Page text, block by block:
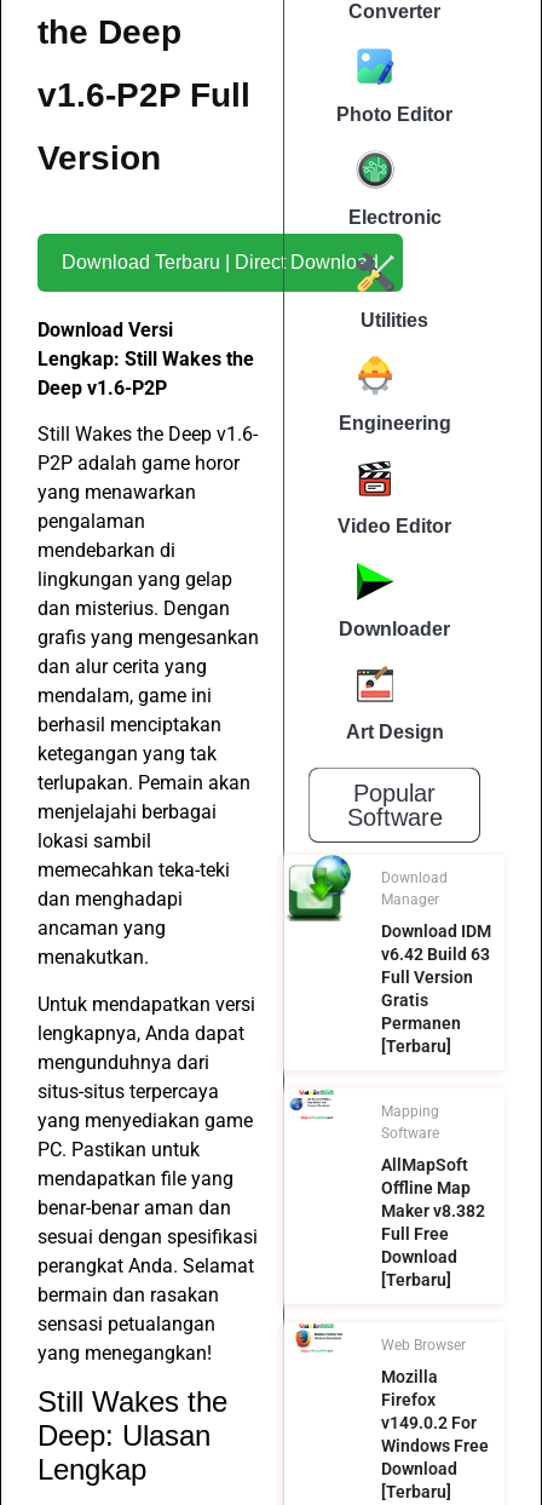
the Deep
v1.6-P2P Full
Version
Download Terbaru | Direct Download
Download Versi
Lengkap: Still Wakes the
Deep v1.6-P2P
Still Wakes the Deep v1.6-
P2P adalah game horor
yang menawarkan
pengalaman
mendebarkan di
lingkungan yang gelap
dan misterius. Dengan
grafis yang mengesankan
dan alur cerita yang
mendalam, game ini
berhasil menciptakan
ketegangan yang tak
terlupakan. Pemain akan
menjelajahi berbagai
lokasi sambil
memecahkan teka-teki
dan menghadapi
ancaman yang
menakutkan.
Untuk mendapatkan versi
lengkapnya, Anda dapat
mengunduhnya dari
situs-situs terpercaya
yang menyediakan game
PC. Pastikan untuk
mendapatkan file yang
benar-benar aman dan
sesuai dengan spesifikasi
perangkat Anda. Selamat
bermain dan rasakan
sensasi petualangan
yang menegangkan!
Still Wakes the
Deep: Ulasan
Lengkap
Converter
Photo Editor
Electronic
Utilities
Engineering
Video Editor
Downloader
Art Design
Popular
Software
Download
Manager
Download IDM
v6.42 Build 63
Full Version
Gratis
Permanen
[Terbaru]
Mapping
Software
AllMapSoft
Offline Map
Maker v8.382
Full Free
Download
[Terbaru]
Web Browser
Mozilla
Firefox
v149.0.2 For
Windows Free
Download
[Terbaru]